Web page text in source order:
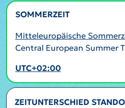
SOMMERZEIT
Mitteleuropäische
Central European Summer
UTC+02:00
ZEITUNTERSCHIED